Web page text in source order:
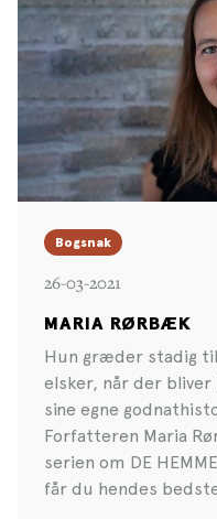
Bogsnak
26-03-2021
MARIA RØRBÆK
Hun græder stadig til
elsker, når der
sine egne
Forfatteren Maria
serien om DE
får du hendes